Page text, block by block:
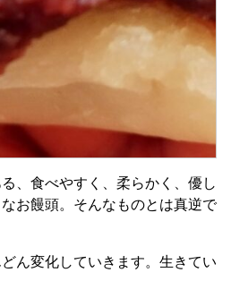
、食べやすく、柔らかく、優し
お饅頭。そんなものとは真逆で
ん変化していきます。生きてい